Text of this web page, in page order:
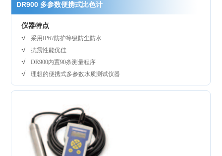
DR900 多参数便携式比色计
仪器特点
采用IP67防护等级防尘防水
抗震性能优佳
DR900内置90条测量程序
理想的便携式多参数水质测试仪器